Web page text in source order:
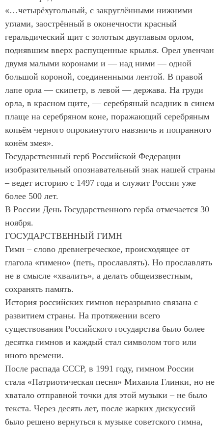
«…четырёхугольный, с закруглёнными нижними
углами, заострённый в оконечности красный
геральдический щит с золотым двуглавым орлом,
поднявшим вверх распущенные крылья. Орел увенчан
двумя малыми коронами и — над ними — одной
большой короной, соединенными лентой. В правой
лапе орла — скипетр, в левой — держава. На груди
орла, в красном щите, — серебряный всадник в синем
плаще на серебряном коне, поражающий серебряным
копьём черного опрокинутого навзничь и попранного
конём змея».
Государственный герб Российской Федерации –
изобразительный опознавательный знак нашей страны
– ведет историю с 1497 года и служит России уже
более 500 лет.
В России День Государственного герба отмечается 30
ноября.
ГОСУДАРСТВЕННЫЙ ГИМН
Гимн – слово древнегреческое, происходящее от
глагола «гимено» (петь, прославлять). Но прославлять
не в смысле «хвалить», а делать общеизвестным,
сохранять память.
История российских гимнов неразрывно связана с
развитием страны. На протяжении всего
существования Российского государства было более
десятка гимнов и каждый стал символом того или
иного времени.
После распада СССР, в 1991 году, гимном России
стала «Патриотическая песня» Михаила Глинки, но не
хватало отправной точки для этой музыки – не было
текста. Через десять лет, после жарких дискуссий
было решено вернуться к музыке советского гимна,